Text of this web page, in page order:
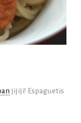
jijiji! Espaguetis